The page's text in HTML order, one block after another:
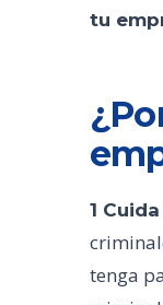
tu
1
tenga